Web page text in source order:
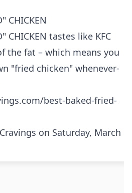
CHICKEN
CHICKEN tastes like KFC
the fat – which means you
"fried chicken" whenever-
best-baked-fried-
on Saturday, March